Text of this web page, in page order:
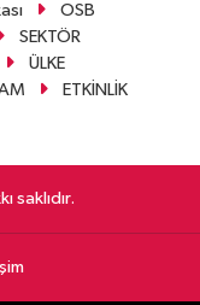
OSB
SEKTÖR
ÜLKE
ETKİNLİK
saklıdır.